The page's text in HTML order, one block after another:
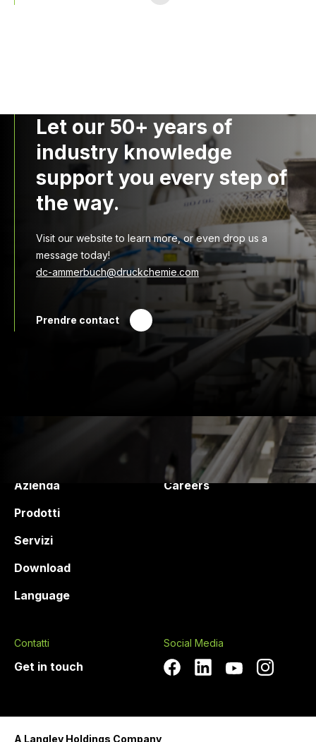
Let our 50+ years of
industry knowledge
support you every step of
the way.
Visit our website to learn more, or even drop us a
message today!
dc-ammerbuch@druckchemie.com
Prendre contact
Azienda
Prodotti
Servizi
Download
Language
Products and services
Careers
Contatti
Get in touch
Social Media
A Langley Holdings Company